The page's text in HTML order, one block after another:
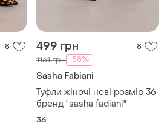
8 499 грн 8
1161 грн -58%
Sasha Fabiani
Туфли жіночі нові розмір 36
бренд "sasha fadiani"
36